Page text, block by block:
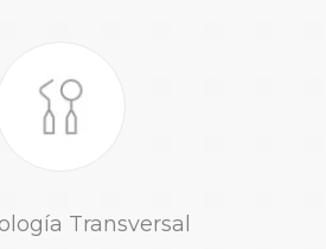
Transversal